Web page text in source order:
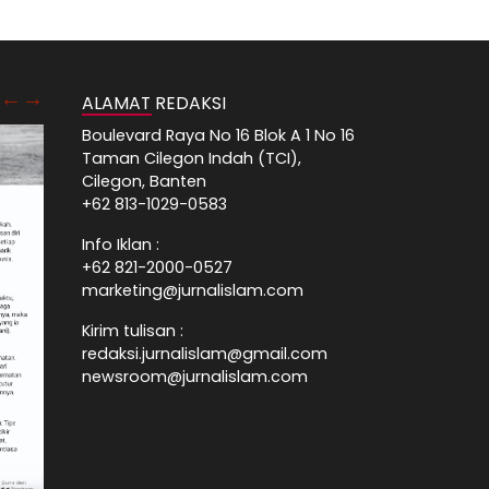
ALAMAT REDAKSI
Boulevard Raya No 16 Blok A 1 No 16
Taman Cilegon Indah (TCI),
Cilegon, Banten
+62 813-1029-0583
Info Iklan :
+62 821-2000-0527
marketing@jurnalislam.com
Kirim tulisan :
redaksi.jurnalislam@gmail.com
newsroom@jurnalislam.com